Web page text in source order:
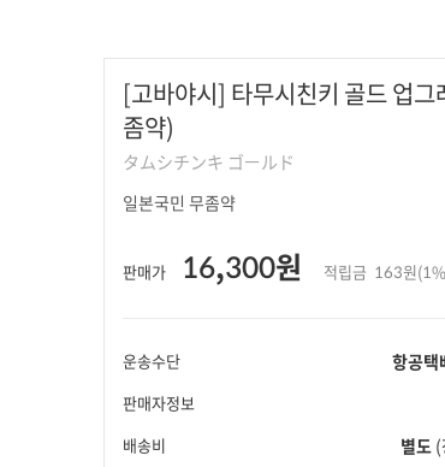
[고바야시] 타무시친키 골드 업
좀약)
タムシチンキ ゴールド
일본국민 무좀약
판매가 16,300원 적립금 163원
운송수단 항공택
판매자정보
배송비 별도